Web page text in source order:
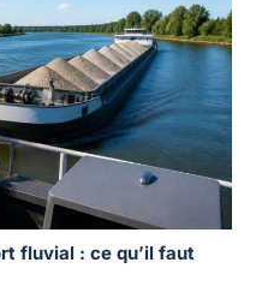
fluvial : ce qu’il faut